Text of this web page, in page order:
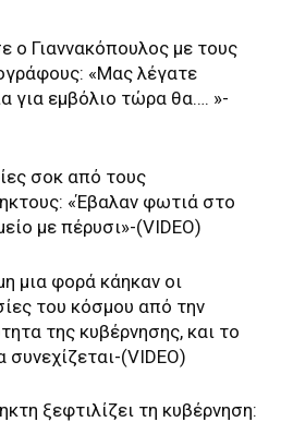
ο Γιαννακόπουλος με τους
«Μας λέγατε
για εμβόλιο τώρα θα…. »-
σοκ από τους
«Έβαλαν φωτιά στο
με πέρυσι»-(VIDEO)
μια φορά κάηκαν οι
του κόσμου από την
της κυβέρνησης, και το
συνεχίζεται-(VIDEO)
ξεφτιλίζει τη κυβέρνηση: